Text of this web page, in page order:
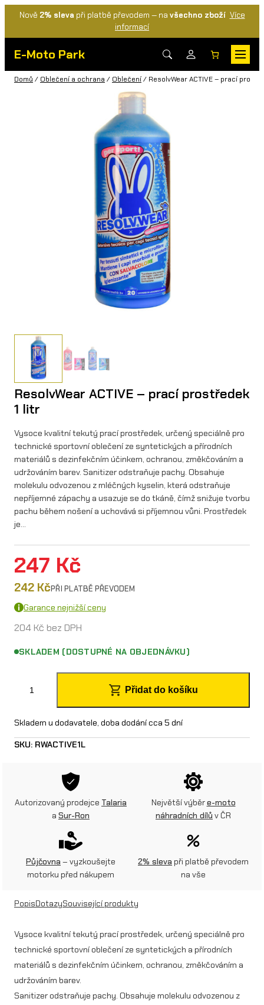
Nově 2% sleva při platbě převodem — na všechno zboží Více
informací
E-Moto Park
Domů / Oblečení a ochrana / Oblečení/ ResolvWear ACTIVE – prací
ResolvWear ACTIVE – prací prostředek
1 litr
Vysoce kvalitní tekutý prací prostředek, určený speciálně pro
technické sportovní oblečení ze syntetických a přírodních
materiálů s dezinfekčním účinkem, ochranou, změkčováním a
udržováním barev. Sanitizer odstraňuje pachy. Obsahuje
molekulu odvozenou z mléčných kyselin, která odstraňuje
nepříjemné zápachy a usazuje se do tkáně, čímž snižuje tvorbu
pachu během nošení a uchovává si příjemnou vůni. Prostředek
je…
247 Kč
242 KčPŘI PLATBĚ PŘEVODEM
Garance nejnižší ceny
204 Kč bez DPH
SKLADEM (DOSTUPNÉ NA OBJEDNÁVKU)
s
o
W
C
V
E
Přidat do košíku
Skladem u dodavatele, doba dodání cca 5 dní
SKU: RWACTIVE1L
Autorizovaný prodejce Talaria
a Sur-Ron
Největší výběre-moto
náhradních dílů v ČR
Půjčovna – vyzkoušejte
motorku před nákupem
2% sleva při platbě převodem
na vše
PopisDotazySouvisející produkty
Vysoce kvalitní tekutý prací prostředek, určený speciálně pro
technické sportovní oblečení ze syntetických a přírodních
materiálů s dezinfekčním účinkem, ochranou, změkčováním a
udržováním barev.
Sanitizer odstraňuje pachy. Obsahuje molekulu odvozenou z